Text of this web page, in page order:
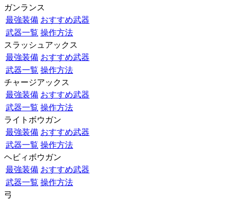
ガンランス
最強装備 おすすめ武器
武器一覧 操作方法
スラッシュアックス
最強装備 おすすめ武器
武器一覧 操作方法
チャージアックス
最強装備 おすすめ武器
武器一覧 操作方法
ライトボウガン
最強装備 おすすめ武器
武器一覧 操作方法
ヘビィボウガン
最強装備 おすすめ武器
武器一覧 操作方法
弓